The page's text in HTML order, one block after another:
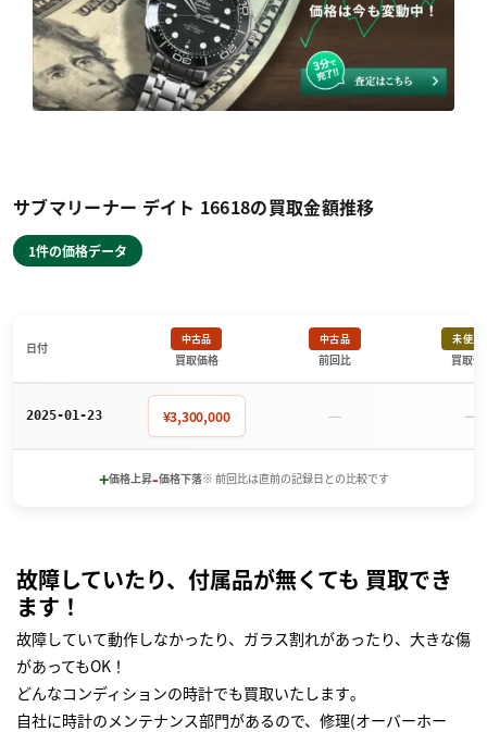
サブマリーナー デイト 16618の買取金額推移
1件の価格データ
日付
中古品
買取価格
中古品
前回比
未使用
買取価
2025-01-23 ¥3,300,000 － －
+価格上昇-価格下落※ 前回比は直前の記録日との比較です
故障していたり、付属品が無くても 買取でき
ます！
故障していて動作しなかったり、ガラス割れがあったり、大きな傷
があってもOK！
どんなコンディションの時計でも買取いたします｡
自社に時計のメンテナンス部門があるので、修理(オーバーホー